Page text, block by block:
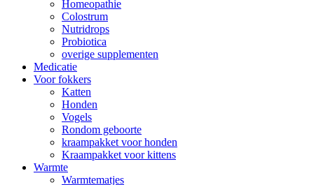
Homeopathie
Colostrum
Nutridrops
Probiotica
overige supplementen
Medicatie
Voor fokkers
Katten
Honden
Vogels
Rondom geboorte
kraampakket voor honden
Kraampakket voor kittens
Warmte
Warmtematjes